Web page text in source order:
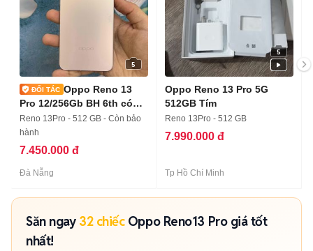
5
Oppo Reno 13
Pro 12/256Gb BH 6th có
trả góp
Reno 13Pro - 512 GB - Còn bảo
hành
7.450.000 đ
Đà Nẵng
5
Oppo Reno 13 Pro 5G
512GB Tím
Reno 13Pro - 512 GB
7.990.000 đ
Tp Hồ Chí Minh
Săn ngay 32 chiếcOppo Reno13 Pro giá tốt
nhất!